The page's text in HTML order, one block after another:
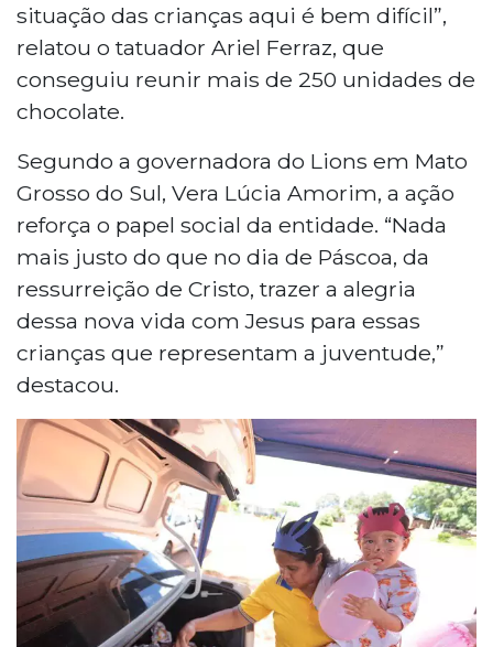
situação das crianças aqui é bem difícil”,
relatou o tatuador Ariel Ferraz, que
conseguiu reunir mais de 250 unidades de
chocolate.
Segundo a governadora do Lions em Mato
Grosso do Sul, Vera Lúcia Amorim, a ação
reforça o papel social da entidade. “Nada
mais justo do que no dia de Páscoa, da
ressurreição de Cristo, trazer a alegria
dessa nova vida com Jesus para essas
crianças que representam a juventude,”
destacou.